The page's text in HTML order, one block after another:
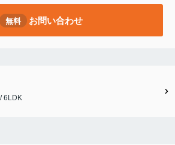
無料 お問い合わせ
6LDK